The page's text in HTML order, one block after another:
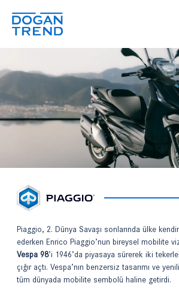
Piaggio, 2. Dünya Savaşı sonlarında ülke
ederken Enrico Piaggio’nun bireysel mobilite
Vespa 98’i 1946’da piyasaya sürerek iki
çığır açtı. Vespa’nın benzersiz tasarımı ve
tüm dünyada mobilite sembolü haline getirdi.